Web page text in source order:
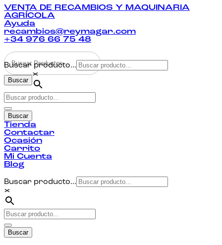
VENTA DE RECAMBIOS Y MAQUINARIA
AGRÍCOLA
Ayuda
recambios@reymagar.com
+34 976 66 75 48
Buscar
Buscar producto...
×
Buscar
Tienda
Contactar
Ocasión
Carrito
Mi Cuenta
Blog
Buscar producto...
×
Buscar